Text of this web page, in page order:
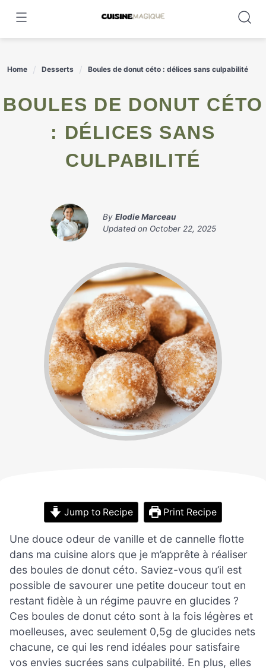
content
Home Desserts Boules de donut céto : délices sans culpabilité
BOULES DE DONUT CÉTO
: DÉLICES SANS
CULPABILITÉ
By Elodie Marceau
Updated on October 22, 2025
Jump to Recipe Print Recipe
Une douce odeur de vanille et de cannelle flotte
dans ma cuisine alors que je m’apprête à réaliser
des boules de donut céto. Saviez-vous qu’il est
possible de savourer une petite douceur tout en
restant fidèle à un régime pauvre en glucides ?
Ces boules de donut céto sont à la fois légères et
moelleuses, avec seulement 0,5g de glucides nets
chacune, ce qui les rend idéales pour satisfaire
vos envies sucrées sans culpabilité. En plus, elles